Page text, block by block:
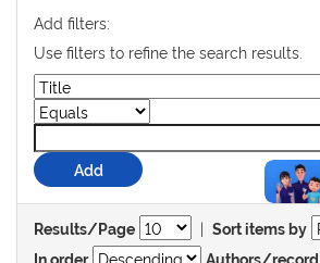
Add filters:
Use filters to refine the search results.
Results/Page | Sort items by